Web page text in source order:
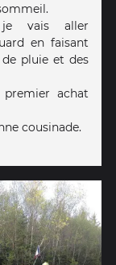
vais aller
en faisant
pluie et des
achat
cousinade.